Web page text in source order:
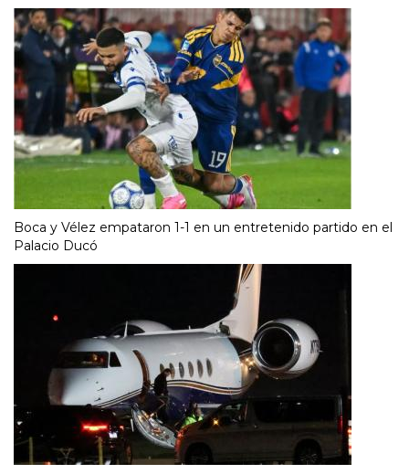
Boca y Vélez empataron 1-1 en un entretenido partido en el
Palacio Ducó